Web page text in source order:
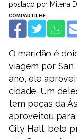
postado por Milena
O maridão é
viagem por San
ano, ele
cidade. Um
tem peças da
aproveitou para
City Hall, belo